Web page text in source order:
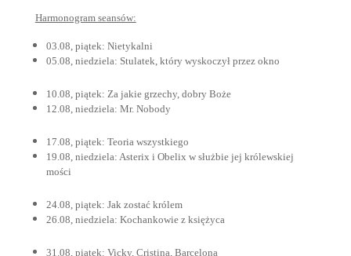
Harmonogram seansów:
03.08, piątek: Nietykalni
05.08, niedziela: Stulatek, który wyskoczył przez okno
10.08, piątek: Za jakie grzechy, dobry Boże
12.08, niedziela: Mr. Nobody
17.08, piątek: Teoria wszystkiego
19.08, niedziela: Asterix i Obelix w służbie jej królewskiej
mości
24.08, piątek: Jak zostać królem
26.08, niedziela: Kochankowie z księżyca
31.08, piątek: Vicky, Cristina, Barcelona